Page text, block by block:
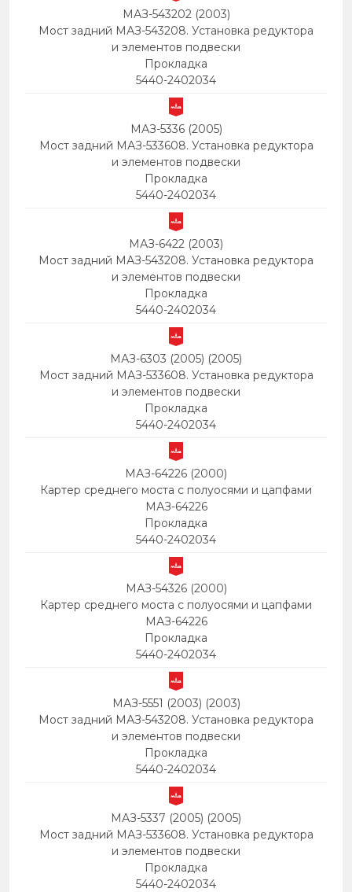
МАЗ-543202 (2003)
Мост задний МАЗ-543208. Установка редуктора
и элементов подвески
Прокладка
5440-2402034
МАЗ-5336 (2005)
Мост задний МАЗ-533608. Установка редуктора
и элементов подвески
Прокладка
5440-2402034
МАЗ-6422 (2003)
Мост задний МАЗ-543208. Установка редуктора
и элементов подвески
Прокладка
5440-2402034
МАЗ-6303 (2005) (2005)
Мост задний МАЗ-533608. Установка редуктора
и элементов подвески
Прокладка
5440-2402034
МАЗ-64226 (2000)
Картер среднего моста с полуосями и цапфами
МАЗ-64226
Прокладка
5440-2402034
МАЗ-54326 (2000)
Картер среднего моста с полуосями и цапфами
МАЗ-64226
Прокладка
5440-2402034
МАЗ-5551 (2003) (2003)
Мост задний МАЗ-543208. Установка редуктора
и элементов подвески
Прокладка
5440-2402034
МАЗ-5337 (2005) (2005)
Мост задний МАЗ-533608. Установка редуктора
и элементов подвески
Прокладка
5440-2402034